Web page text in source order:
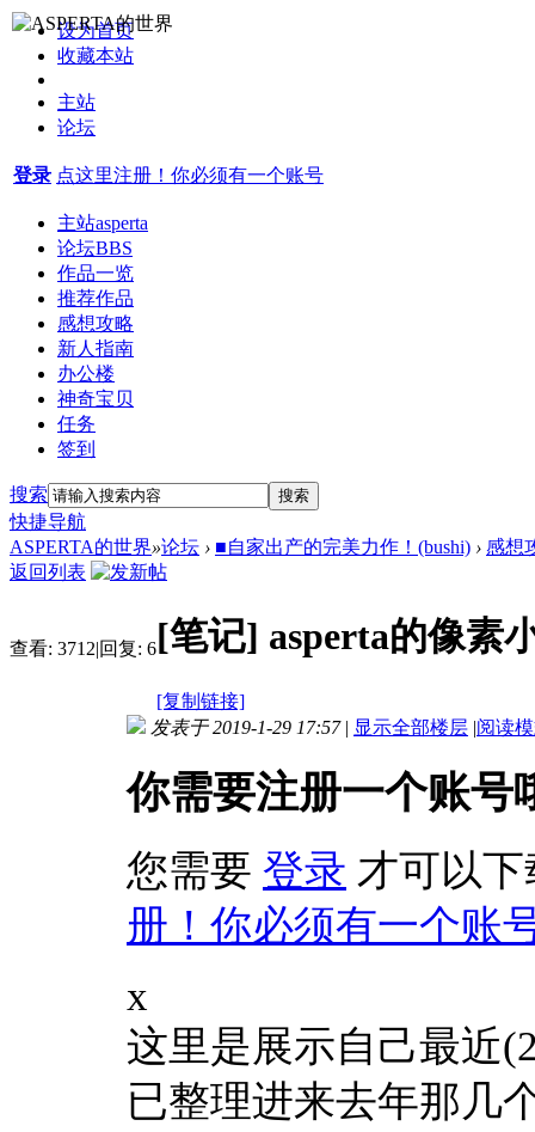
设为首页
收藏本站
主站
论坛
登录 点这里注册！你必须有一个账号
主站asperta
论坛BBS
作品一览
推荐作品
感想攻略
新人指南
办公楼
神奇宝贝
任务
签到
搜索 搜索
快捷导航
ASPERTA的世界»论坛 › ■自家出产的完美力作！(bushi) › 感想
返回列表
查看: 3712|回复: 6[笔记] asperta的像素
[复制链接]
发表于 2019-1-29 17:57 | 显示全部楼层 |阅读
你需要注册一个账号
您需要 登录 才可以
册！你必须有一个账
x
这里是展示自己最近
已整理进来去年那几